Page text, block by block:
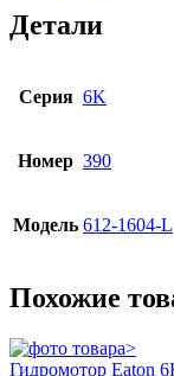
Детали
Серия 6K
Номер 390
Модель 612-1604-L
Похожие
Гидромотор Eaton